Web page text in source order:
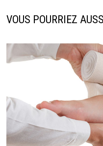
VOUS POURRIEZ